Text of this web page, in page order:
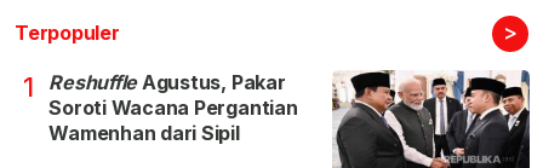
Terpopuler >
1 ReshuffleAgustus, Pakar
Soroti Wacana Pergantian
Wamenhan dari Sipil